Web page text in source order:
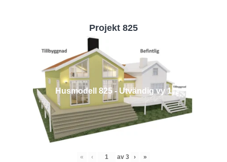
Projekt 825
Husmodell 825 - Utvändig vy 1
« ‹ av 3 › »